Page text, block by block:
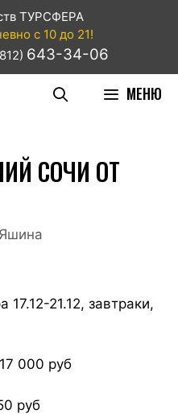
ТУРСФЕРА
с 10 до 21!
643-34-06
МЕНЮ
СОЧИ ОТ
21.12, завтраки,
000 руб
руб